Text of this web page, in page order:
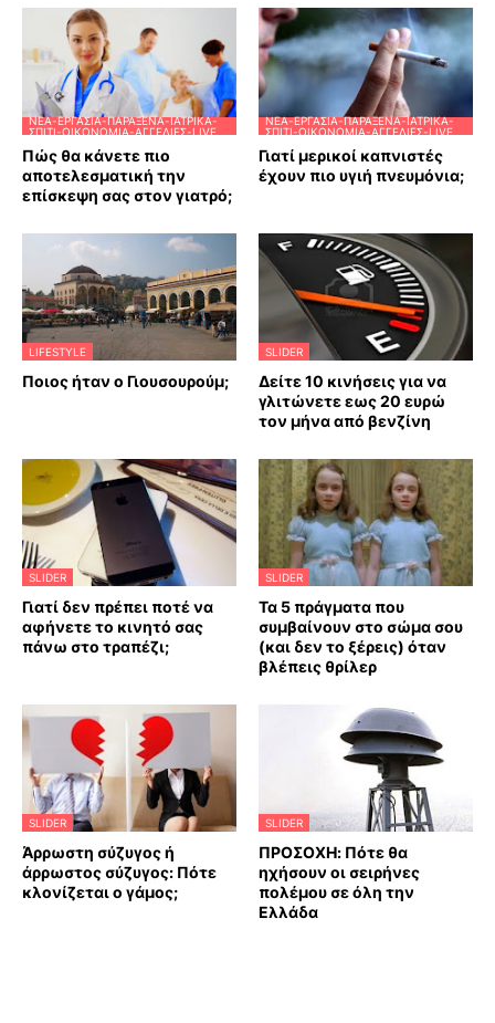
ΝΈΑ-ΕΡΓΑΣΊΑ-ΠΑΡΆΞΕΝΑ-ΙΑΤΡΙΚΆ-
ΣΠΊΤΙ-ΟΙΚΟΝΟΜΊΑ-ΑΓΓΕΛΊΕΣ-LIVE
Πώς θα κάνετε πιο
αποτελεσματική την
επίσκεψη σας στον γιατρό;
ΝΈΑ-ΕΡΓΑΣΊΑ-ΠΑΡΆΞΕΝΑ-ΙΑΤΡΙΚΆ-
ΣΠΊΤΙ-ΟΙΚΟΝΟΜΊΑ-ΑΓΓΕΛΊΕΣ-LIVE
Γιατί μερικοί καπνιστές
έχουν πιο υγιή πνευμόνια;
LIFESTYLE
Ποιος ήταν ο Γιουσουρούμ;
SLIDER
Δείτε 10 κινήσεις για να
γλιτώνετε εως 20 ευρώ
τον μήνα από βενζίνη
SLIDER
Γιατί δεν πρέπει ποτέ να
αφήνετε το κινητό σας
πάνω στο τραπέζι;
SLIDER
Τα 5 πράγματα που
συμβαίνουν στο σώμα σου
(και δεν το ξέρεις) όταν
βλέπεις θρίλερ
SLIDER
Άρρωστη σύζυγος ή
άρρωστος σύζυγος: Πότε
κλονίζεται ο γάμος;
SLIDER
ΠΡΟΣΟΧΗ: Πότε θα
ηχήσουν οι σειρήνες
πολέμου σε όλη την
Ελλάδα